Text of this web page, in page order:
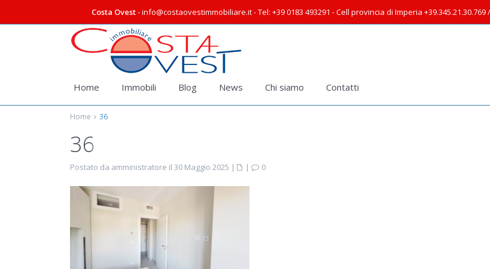
Costa Ovest- info@costaovestimmobiliare.it - Tel: +39 0183 493291 - Cell provincia di Imperia
Home Immobili Blog News Chi siamo Contatti
Home 36
36
Postato da amministratore il 30 Maggio 2025 | | 0